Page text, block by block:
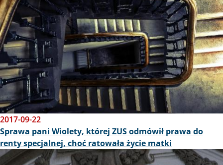
2017-09-22
Sprawa pani Wiolety, której ZUS odmówił prawa do
renty specjalnej, choć ratowała życie matki
Obraz